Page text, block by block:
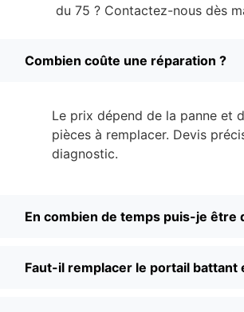
du 75 ? Contactez-nous dès
Combien coûte une réparation ?
Le prix dépend de la panne et
pièces à remplacer. Devis
diagnostic.
En combien de temps puis-je être
Faut-il remplacer le portail battant